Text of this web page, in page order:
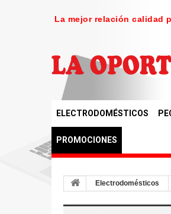
La mejor relación calidad
ELECTRODOMÉSTICOS
PROMOCIONES
Electrodomésticos